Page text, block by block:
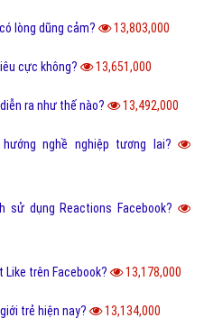
lòng dũng cảm? 13,803,000
cực không? 13,651,000
ra như thế nào? 13,492,000
nghề nghiệp tương lai?
sử dụng Reactions Facebook?
Like trên Facebook? 13,178,000
trẻ hiện nay? 13,134,000